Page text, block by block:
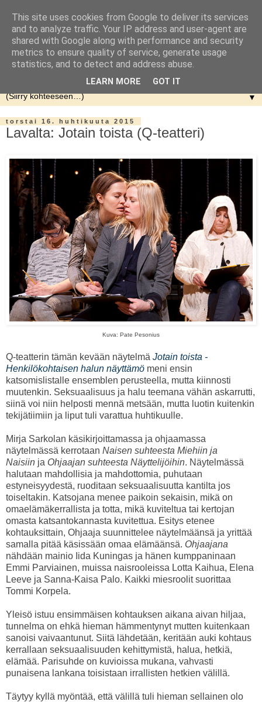
▼
torstai 16. huhtikuuta 2015
Lavalta: Jotain toista (Q-teatteri)
Kuva: Pate Pesonius
Q-teatterin tämän kevään näytelmä Jotain toista -
Henkilökohtaisen halun näyttämö meni ensin
katsomislistalle ensemblen perusteella, mutta kiinnosti
muutenkin. Seksuaalisuus ja halu teemana vähän askarrutti,
siinä voi niin helposti mennä metsään, mutta luotin kuitenkin
tekijätiimiin ja liput tuli varattua huhtikuulle.
Mirja Sarkolan käsikirjoittamassa ja ohjaamassa
näytelmässä kerrotaan Naisen suhteesta Miehiin ja
Naisiin ja Ohjaajan suhteesta Näyttelijöihin. Näytelmässä
halutaan mahdollisia ja mahdottomia, puhutaan
estyneisyydestä, ruoditaan seksuaalisuutta kantilta jos
toiseltakin. Katsojana menee paikoin sekaisin, mikä on
omaelämäkerrallista ja totta, mikä kuviteltua tai kertojan
omasta katsantokannasta kuvitettua. Esitys etenee
kohtauksittain, Ohjaaja suunnittelee näytelmäänsä ja yrittää
samalla pitää käsissään omaa elämäänsä. Ohjaajana
nähdään mainio Iida Kuningas ja hänen kumppaninaan
Emmi Parviainen, muissa naisrooleissa Lotta Kaihua, Elena
Leeve ja Sanna-Kaisa Palo. Kaikki miesroolit suorittaa
Tommi Korpela.
Yleisö istuu ensimmäisen kohtauksen aikana aivan hiljaa,
tunnelma on ehkä hieman hämmentynyt mutten kuitenkaan
sanoisi vaivaantunut. Siitä lähdetään, keritään auki kohtaus
kerrallaan seksuaalisuuden kehittymistä, halua, hetkiä,
elämää. Parisuhde on kuvioissa mukana, vahvasti
punaisena lankana toisistaan irrallisten hetkien välillä.
Täytyy kyllä myöntää, että välillä tuli hieman sellainen olo
This site uses cookies from Google to deliver its services
and to analyze traffic. Your IP address and user-agent are
shared with Google along with performance and security
metrics to ensure quality of service, generate usage
statistics, and to detect and address abuse.
LEARN MORE GOT IT